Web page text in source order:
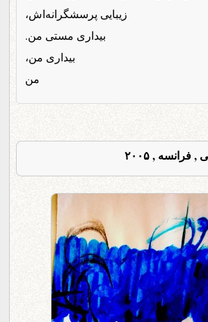
زیبایی پرسشگرانه‌اش،
بیداری مستی من.
بیداری من،
من
, ۲۰۰۵